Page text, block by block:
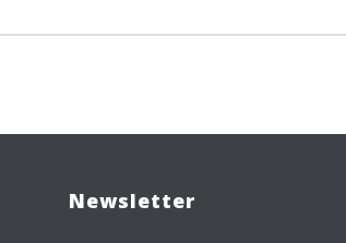
Newsletter